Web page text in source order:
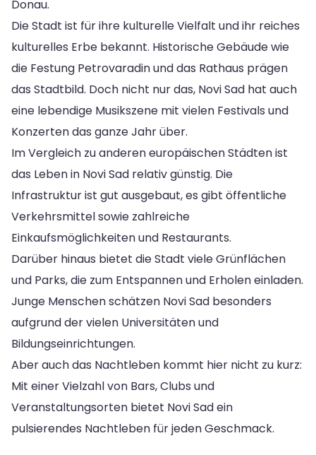
Donau.
Die Stadt ist für ihre kulturelle Vielfalt und ihr reiches
kulturelles Erbe bekannt. Historische Gebäude wie
die Festung Petrovaradin und das Rathaus prägen
das Stadtbild. Doch nicht nur das, Novi Sad hat auch
eine lebendige Musikszene mit vielen Festivals und
Konzerten das ganze Jahr über.
Im Vergleich zu anderen europäischen Städten ist
das Leben in Novi Sad relativ günstig. Die
Infrastruktur ist gut ausgebaut, es gibt öffentliche
Verkehrsmittel sowie zahlreiche
Einkaufsmöglichkeiten und Restaurants.
Darüber hinaus bietet die Stadt viele Grünflächen
und Parks, die zum Entspannen und Erholen einladen.
Junge Menschen schätzen Novi Sad besonders
aufgrund der vielen Universitäten und
Bildungseinrichtungen.
Aber auch das Nachtleben kommt hier nicht zu kurz:
Mit einer Vielzahl von Bars, Clubs und
Veranstaltungsorten bietet Novi Sad ein
pulsierendes Nachtleben für jeden Geschmack.